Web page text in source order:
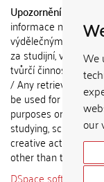
We
our
Upozornění / Notice:
informace
výdělečným účelům
za studijní,
tvůrčí činnost jiné
/ Any retrieved
be used for any
purposes or
studying, scientific
creative activities of
other than the author.
DSpace software